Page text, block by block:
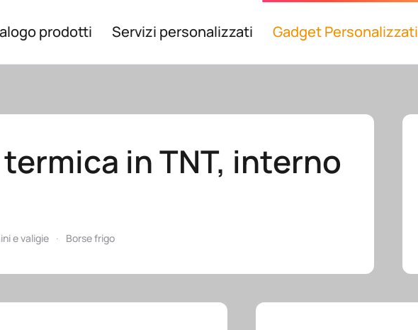
prodotti Servizi personalizzati Gadget Personalizzati
in TNT, interno
e valigie Borse frigo